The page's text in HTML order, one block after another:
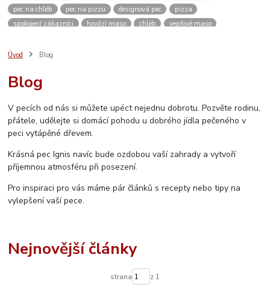
pec na chléb
pec na pizzu designová pec
pizza
spokojení zákazníci
hovězí maso chléb
vepřové maso
vánoce
kvásek
pikantní
video
měření teploty návod
návod na sestavení pece
jak sestavit pec
vlastnosti pece stavebnice
inspirace
vánoční výstava
Úvod Blog
Blog
V pecích od nás si můžete upéct nejednu dobrotu. Pozvěte rodinu,
přátele, udělejte si domácí pohodu u dobrého jídla pečeného v
peci vytápěné dřevem.
Krásná pec Ignis navíc bude ozdobou vaší zahrady a vytvoří
příjemnou atmosféru při posezení.
Pro inspiraci pro vás máme pár článků s recepty nebo tipy na
vylepšení vaší pece.
Nejnovější články
strana z 1